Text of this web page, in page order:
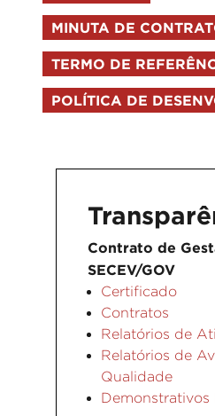
MINUTA DE
TERMO DE
POLÍTICA DE
Contrato de
SECEV/GOV
Certificado
Contratos
Relatórios de
Relatórios de
Qualidade
Demonstrativos